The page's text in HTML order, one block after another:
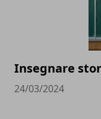
Insegnare
24/03/2024